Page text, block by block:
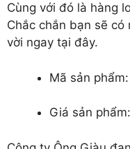
Cùng với đó là hàng
Chắc chắn bạn sẽ
vời ngay tại đây.
Mã sản
Giá sản